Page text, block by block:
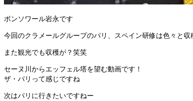
ボンソワール岩永です
今回のクラメールグループのパリ、スペイン研修は色々と
また観光でも収穫が？笑笑
セーヌ川からエッフェル塔を望む動画です！
ザ・パリって感じですね
次はパリに行きたいですねー